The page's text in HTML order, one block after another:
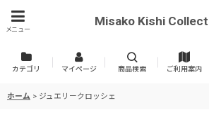
メニュー
Misako Kishi
カテゴリ マイページ 商品検索 ご利用案内
ホーム > ジュエリークロッシェ